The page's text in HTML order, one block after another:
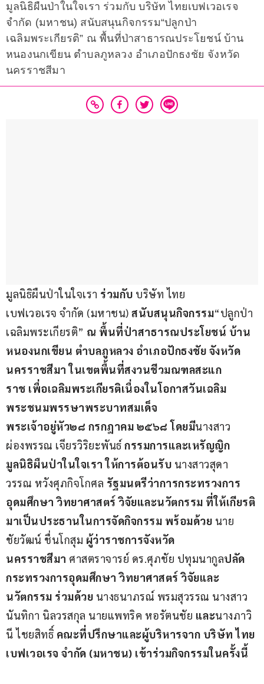
มูลนิธิผืนป่าในใจเรา ร่วมกับ บริษัท ไทยเบฟเวอเรจ
จำกัด (มหาชน) สนับสนุนกิจกรรม“ปลูกป่า
เฉลิมพระเกียรติ” ณ พื้นที่ป่าสาธารณประโยชน์ บ้าน
หนองนกเขียน ตำบลภูหลวง อำเภอปักธงชัย จังหวัด
นครราชสีมา
มูลนิธิผืนป่าในใจเรา ร่วมกับ บริษัท ไทย
เบฟเวอเรจ จำกัด (มหาชน) สนับสนุนกิจกรรม“ปลูกป่า
เฉลิมพระเกียรติ” ณ พื้นที่ป่าสาธารณประโยชน์ บ้าน
หนองนกเขียน ตำบลภูหลวง อำเภอปักธงชัย จังหวัด
นครราชสีมา ในเขตพื้นที่สงวนชีวมณฑลสะแก
ราช เพื่อเฉลิมพระเกียรติเนื่องในโอกาสวันเฉลิม
พระชนมพรรษาพระบาทสมเด็จ
พระเจ้าอยู่หัว๒๘ กรกฎาคม ๒๕๖๘ โดยมีนางสาว
ผ่องพรรณ เจียรวิริยะพันธ์ กรรมการและเหรัญญิก
มูลนิธิผืนป่าในใจเรา ให้การต้อนรับ นางสาวสุดา
วรรณ หวังศุภกิจโกศล รัฐมนตรีว่าการกระทรวงการ
อุดมศึกษา วิทยาศาสตร์ วิจัยและนวัตกรรม ที่ให้เกียรติ
มาเป็นประธานในการจัดกิจกรรม พร้อมด้วย นาย
ชัยวัฒน์ ชื่นโกสุม ผู้ว่าราชการจังหวัด
นครราชสีมา ศาสตราจารย์ ดร.ศุภชัย ปทุมนากูลปลัด
กระทรวงการอุดมศึกษา วิทยาศาสตร์ วิจัยและ
นวัตกรรม ร่วมด้วย นางธนาภรณ์ พรมสุวรรณ นางสาว
นันทิกา นิลวรสกุล นายแพทริค หอรัตนชัย และนางภาวิ
นี ไชยสิทธิ์ คณะที่ปรึกษาและผู้บริหารจาก บริษัท ไทย
เบฟเวอเรจ จำกัด (มหาชน) เข้าร่วมกิจกรรมในครั้งนี้